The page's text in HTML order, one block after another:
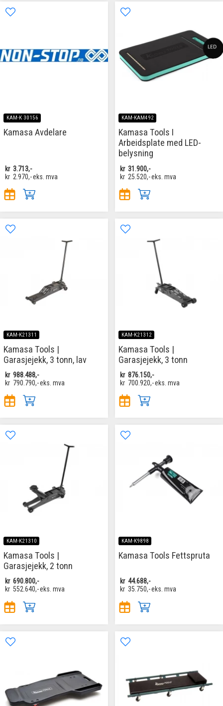
KAM-K 30156
Kamasa Avdelare
kr 3.713,-
kr 2.970,-eks. mva
KAM-KAM492
Kamasa Tools I
Arbeidsplate med LED-
belysning
kr 31.900,-
kr 25.520,-eks. mva
KAM-K21311
Kamasa Tools |
Garasjejekk, 3 tonn, lav
kr 988.488,-
kr 790.790,-eks. mva
KAM-K21312
Kamasa Tools |
Garasjejekk, 3 tonn
kr 876.150,-
kr 700.920,-eks. mva
KAM-K21310
Kamasa Tools |
Garasjejekk, 2 tonn
kr 690.800,-
kr 552.640,-eks. mva
KAM-K9898
Kamasa Tools Fettspruta
kr 44.688,-
kr 35.750,-eks. mva